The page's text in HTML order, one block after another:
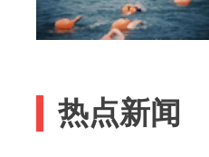
热点新闻